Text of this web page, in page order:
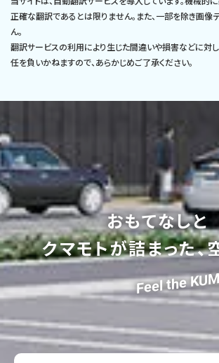
正確な翻訳であるとは限りません。また、一部を除き画像
ん。
翻訳サービスの利用により生じた間違いや損害などに対
任を負いかねますので、あらかじめご了承ください。
おもてなしと
クマモトが詰まった、
Feel the